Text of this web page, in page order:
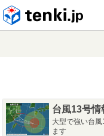
台風13号情
大型で強い台
ます